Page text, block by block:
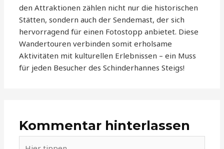
den Attraktionen zählen nicht nur die historischen
Stätten, sondern auch der Sendemast, der sich
hervorragend für einen Fotostopp anbietet. Diese
Wandertouren verbinden somit erholsame
Aktivitäten mit kulturellen Erlebnissen – ein Muss
für jeden Besucher des Schinderhannes Steigs!
Kommentar hinterlassen